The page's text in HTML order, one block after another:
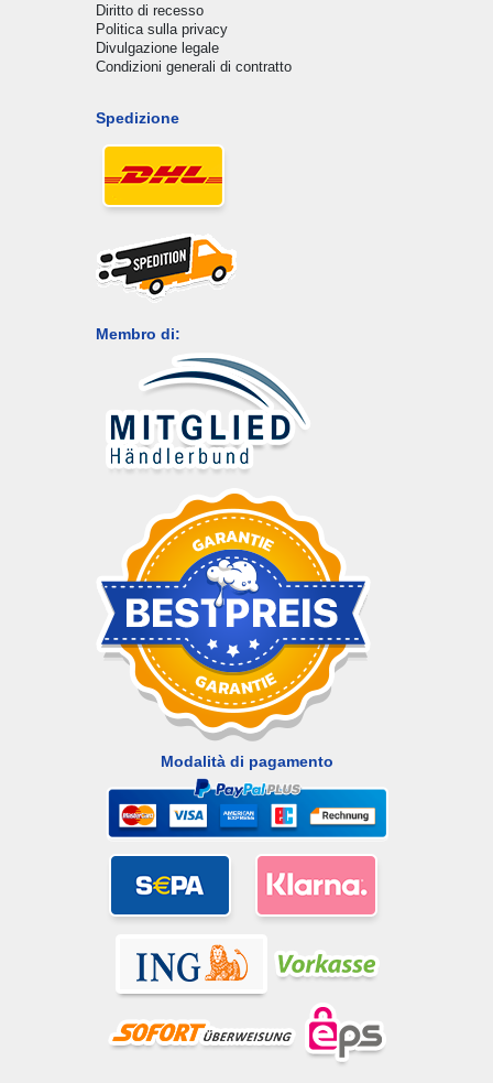
Diritto di recesso
Politica sulla privacy
Divulgazione legale
Condizioni generali di contratto
Spedizione
Membro di:
Modalità di pagamento